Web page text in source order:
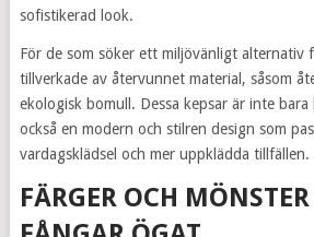
sofistikerad look.
För de som söker ett miljövänligt alternativ
tillverkade av återvunnet material, såsom
ekologisk bomull. Dessa kepsar är inte
också en modern och stilren design som
vardagsklädsel och mer uppklädda tillfällen.
FÄRGER OCH